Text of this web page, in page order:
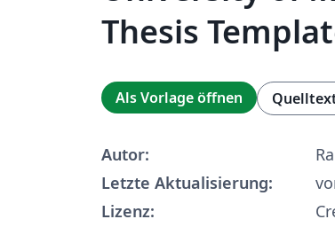
Thesis
Als Vorlage öffnen
Autor:
Letzte Aktualisierung:
Lizenz: